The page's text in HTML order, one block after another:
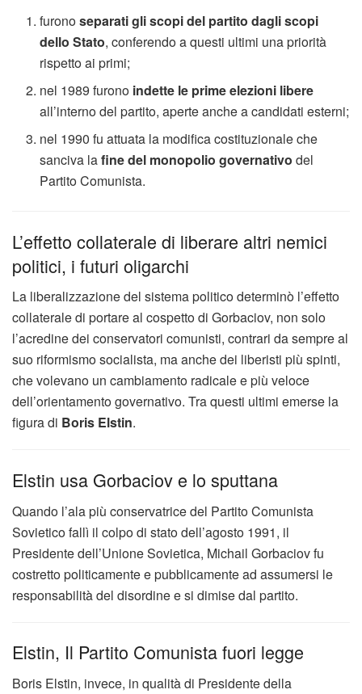
furonoseparati gli scopi del partito dagli scopi
dello Stato, conferendo a questi ultimi una priorità
rispetto ai primi;
nel 1989 furono indette le prime elezioni libere
all’interno del partito, aperte anche a candidati esterni;
nel 1990 fu attuata la modifica costituzionale che
sanciva lafine del monopolio governativo del
Partito Comunista.
L’effetto collaterale di liberare altri nemici
politici, i futuri oligarchi
La liberalizzazione del sistema politico determinò l’effetto
collaterale di portare al cospetto di Gorbaciov, non solo
l’acredine dei conservatori comunisti, contrari da sempre al
suo riformismo socialista, ma anche dei liberisti più spinti,
che volevano un cambiamento radicale e più veloce
dell’orientamento governativo. Tra questi ultimi emerse la
figura di Boris Elstin.
Elstin usa Gorbaciov e lo sputtana
Quando l’ala più conservatrice del Partito Comunista
Sovietico fallì il colpo di stato dell’agosto 1991, il
Presidente dell’Unione Sovietica, Michail Gorbaciov fu
costretto politicamente e pubblicamente ad assumersi le
responsabilità del disordine e si dimise dal partito.
Elstin, Il Partito Comunista fuori legge
Boris Elstin, invece, in qualità di Presidente della